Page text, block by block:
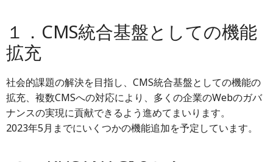
１．CMS統合基盤としての機能
拡充
社会的課題の解決を目指し、CMS統合基盤としての機能の
拡充、複数CMSへの対応により、多くの企業のWebのガバ
ナンスの実現に貢献できるよう進めてまいります。
2023年5月までにいくつかの機能追加を予定しています。